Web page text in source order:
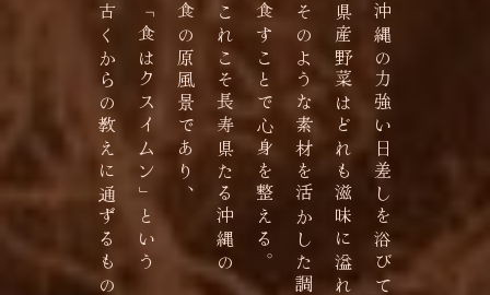
沖縄の力強い日差しを浴びて育まれた
県産野菜はどれも滋味に溢れています。
そのような素材を活かした調理をし
食すことで心身を整える。
これこそ長寿県たる沖縄の
食の原風景であり、
「食はクスイムン」という